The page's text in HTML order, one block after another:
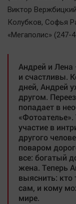
Виктор
Колубков, Софья
«Мегаполис» (247-
Андрей и
и счастливы.
дней, Андрей
другом.
попадает в
участие в
другого
поваром
все: богатый
жена. Теперь
выяснить: кто
сам, и кому
мире.